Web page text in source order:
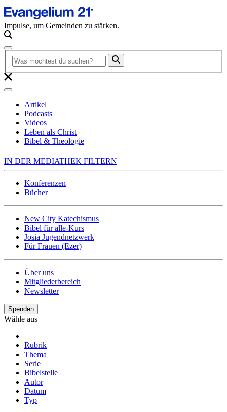
Impulse, um Gemeinden zu stärken.
Artikel
Podcasts
Videos
Leben als Christ
Bibel & Theologie
IN DER MEDIATHEK FILTERN
Konferenzen
Bücher
New City Katechismus
Bibel für alle-Kurs
Josia Jugendnetzwerk
Für Frauen (Ezer)
Über uns
Mitgliederbereich
Newsletter
Spenden
Wähle aus
Rubrik
Thema
Serie
Bibelstelle
Autor
Datum
Typ